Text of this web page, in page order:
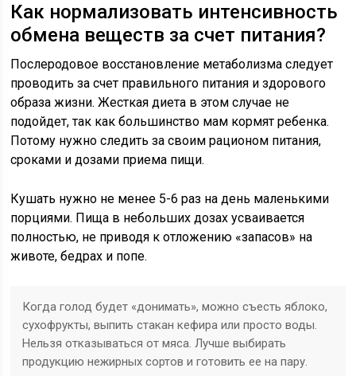
Как нормализовать интенсивность
обмена веществ за счет питания?
Послеродовое восстановление метаболизма следует
проводить за счет правильного питания и здорового
образа жизни. Жесткая диета в этом случае не
подойдет, так как большинство мам кормят ребенка.
Потому нужно следить за своим рационом питания,
сроками и дозами приема пищи.
Кушать нужно не менее 5-6 раз на день маленькими
порциями. Пища в небольших дозах усваивается
полностью, не приводя к отложению «запасов» на
животе, бедрах и попе.
Когда голод будет «донимать», можно съесть яблоко,
сухофрукты, выпить стакан кефира или просто воды.
Нельзя отказываться от мяса. Лучше выбирать
продукцию нежирных сортов и готовить ее на пару.